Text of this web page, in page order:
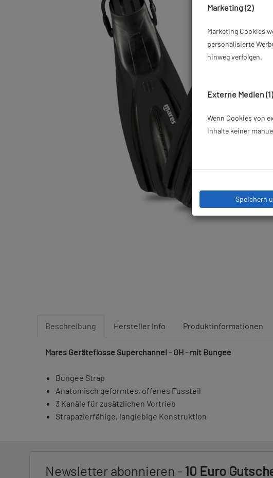
Beschreibung Hersteller Info Produktinformationen
Mares Geräteflosse Superchannel - OH - mit Bungee
Bungee Strap
Anatomisch geformtes, offenes Fussteil
3 Kanäle für zusätzlichen Vortrieb
Strapazierfähige, langlebige Konstruktion
Newsletter abonnieren -10 Euro
Marketing (2)
Marketing Cookies
personalisierte
hinweg verfolgen.
Externe Medien (1)
Wenn Cookies von
Inhalte keiner
Speichern